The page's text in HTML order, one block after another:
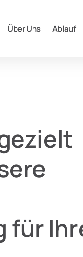
Über Uns Ablauf
für